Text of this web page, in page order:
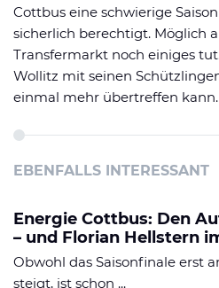
Cottbus eine schwierige
sicherlich berechtigt. Möglich
Transfermarkt noch einiges
Wollitz mit seinen
einmal mehr übertreffen kann.
EBENFALLS INTERESSANT
Energie Cottbus: Den
– und Florian Hellstern
Obwohl das Saisonfinale erst
steigt, ist schon ...